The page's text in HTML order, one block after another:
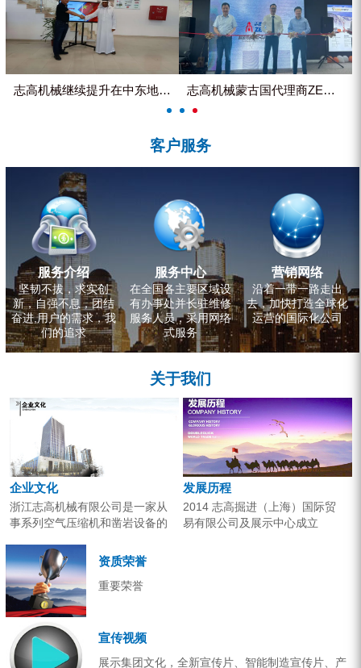
雾炮机
洗轮机
志高机械继续提升在中东地区的市... 志高机械蒙古国代理商ZEGA客...
客户服务
服务介绍
坚韧不拔，求实创
新，自强不息，团结
奋进,用户的需求，我
们的追求
服务中心
在全国各主要区域设
有办事处并长驻维修
服务人员，采用网络
式服务
营销网络
沿着一带一路走出
去，加快打造全球化
运营的国际化公司
关于我们
企业文化
浙江志高机械有限公司是一家从
事系列空气压缩机和凿岩设备的
的专业机构。产品广泛应用于工
业气源、各类矿山开采和工程项
目建设。企业以技术开发为核
心，...
发展历程
2014 志高掘进（上海）国际贸
易有限公司及展示中心成立
资质荣誉
重要荣誉
宣传视频
展示集团文化，全新宣传片、智能制造宣传片、产